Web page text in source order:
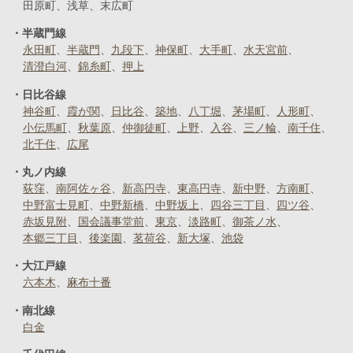
田原町 浅草 末広町
半蔵門線
永田町
半蔵門 九段下 神保町 大手町
水天宮前
清澄白河
錦糸町 押上
日比谷線
神谷町
霞が関 日比谷 築地 八丁堀 茅場町
人形町
小伝馬町
秋葉原 仲御徒町 上野 入谷 三ノ輪
南千住
北千住
広尾
丸ノ内線
荻窪
南阿佐ヶ谷 新高円寺 東高円寺 新中野
方南町
中野富士見町
中野新橋 中野坂上 四谷三丁目
四ツ谷
赤坂見附
国会議事堂前 東京 淡路町
御茶ノ水
本郷三丁目
後楽園 茗荷谷 新大塚 池袋
大江戸線
六本木
麻布十番
南北線
白金